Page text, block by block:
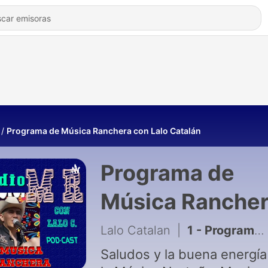
Programa de Música Ranchera con Lalo Catalán
Programa de
Música
con Lalo Catalán
Lalo Catalan 1 - Programa Radial de Música Ranchera de Lalo Catalán, del 8 al 13 Agosto del 2022
Saludos y la buena